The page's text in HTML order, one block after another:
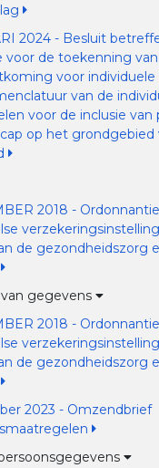
2024 - Besluit
voor de toekenning
voor individuele
van de
voor de inclusie
op het grondgebied
2018 -
de gezondheidszorg
van gegevens
2018 -
de gezondheidszorg
2023 - Omzendbrief